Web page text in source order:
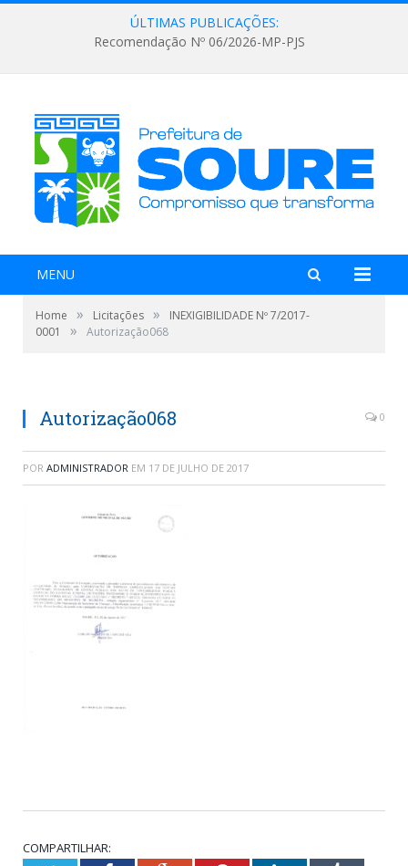
ÚLTIMAS PUBLICAÇÕES:
Recomendação Nº 06/2026-MP-PJS
MENU
Home » Licitações »
INEXIGIBILIDADE Nº 7/2017-
0001
» Autorização068
Autorização068 0
POR ADMINISTRADOR EM 17 DE JULHO DE 2017
COMPARTILHAR: